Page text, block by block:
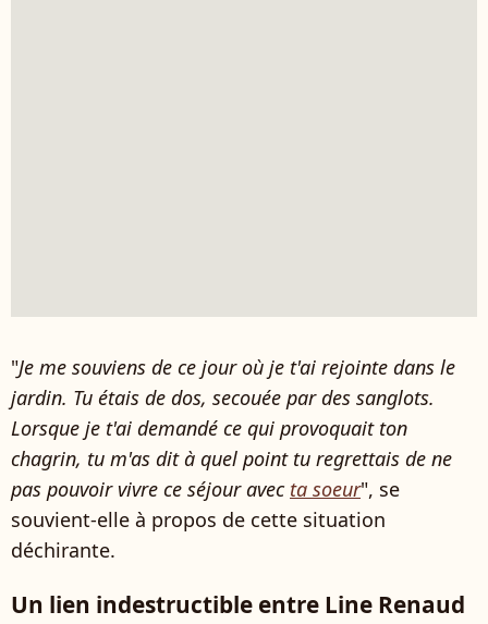
"Je me souviens de ce jour où je t'ai rejointe dans le
jardin. Tu étais de dos, secouée par des sanglots.
Lorsque je t'ai demandé ce qui provoquait ton
chagrin, tu m'as dit à quel point tu regrettais de ne
pas pouvoir vivre ce séjour avec ta soeur", se
souvient-elle à propos de cette situation
déchirante.
Un lien indestructible entre Line Renaud